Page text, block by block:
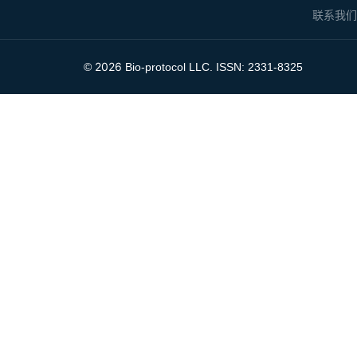
联系我们
© 2026 Bio-protocol LLC. ISSN: 2331-8325